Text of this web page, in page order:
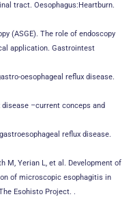
tract. Oesophagus:Heartburn.
(ASGE). The role of endoscopy
application. Gastrointest
oesophageal reflux disease.
disease –current conceps and
reflux disease.
M, Yerian L, et al. Development of
of microscopic esophagitis in
Esohisto Project. .